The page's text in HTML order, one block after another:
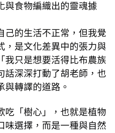
與食物編織出的靈魂據
己的生活不正常，但我覺
，是文化差異中的張力與
我只是想要活得比布農族
話深深打動了胡老師，也
與轉譯的道路。
吃「樹心」，也就是植物
味選擇，而是一種與自然